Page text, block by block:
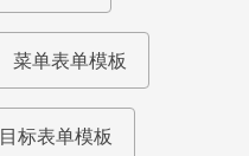
菜单表单模板
标表单模板